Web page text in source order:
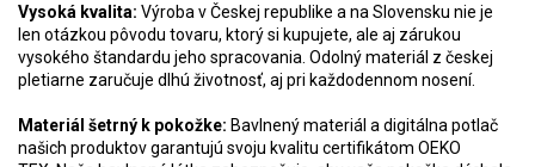
Vysoká kvalita: Výroba v Českej republike a na Slovensku nie je
len otázkou pôvodu tovaru, ktorý si kupujete, ale aj zárukou
vysokého štandardu jeho spracovania. Odolný materiál z českej
pletiarne zaručuje dlhú životnosť, aj pri každodennom nosení.
Materiál šetrný k pokožke: Bavlnený materiál a digitálna potlač
našich produktov garantujú svoju kvalitu certifikátom OEKO